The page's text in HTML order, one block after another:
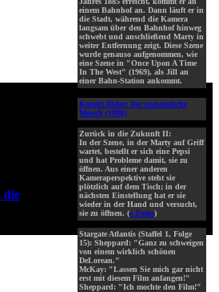
einem Bahnhof an. Dann läuft er in
die Stadt, während die Kamera
langsam über den Bahnhof hinweg
schwebt und anschließend Marty in
weiter Entfernung zeigt. Diese Szene
wurde genauso aufgenommen, wie
eine Szene in "Once Upon A Time
In The West" (1969), als Jill an
einer Bahn-Station ankommt.
Knight Rider: Der unheimliche
Mönch (1986)
Zurück in die Zukunft II:
In der Szene, in der Marty auf Griff
wartet, bestellt er sich eine Pepsi
und hat Probleme damit, sie zu
öffnen. Aus einer anderen
Kameraperspektive steht sie
plötzlich auf dem Tisch; in der
nächsten Einstellung hat er sie
wieder in der Hand und versucht,
sie zu öffnen. (» Fotos)
Stargate Atlantis (Staffel 1, Folge
15): Sheppard: "Ganz zu schweigen
von einem wirklich schönen
DeLorean."
McKay: "Lassen Sie mich gar nicht
erst mit diesem Film anfangen!"
Sheppard: "Ich mochte den Film!"
die